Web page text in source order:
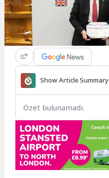
Show Article Summary
Özet bulunamadı.